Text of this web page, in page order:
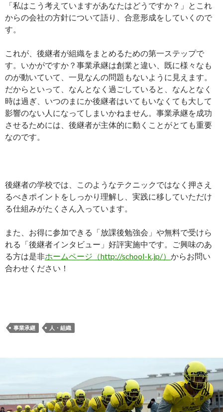
「私はこう考えていますがあなたはどうですか？」とこれ
からの会社の方針について語り、合意形成をしていくので
す。
これが、後継者が組織をまとめるための第一ステップで
す。いかがですか？事業承継は創業と違い、既に様々なも
のが動いていて、一見なんの問題もないように見えます。
だからといって、なんとなく過ごしていると、なんとなく
時は過ぎ、いつのまにか後継者はいてもいなくても大して
影響のない人になってしまいかねません。事業承継を成功
させるためには、後継者が主体的に動くことがとても重要
なのです。
後継者の学校では、このようなテクニックではなく押さえ
るべきポイントをしっかり理解し、実践に移していただけ
る仕組みがたくさん入っています。
また、お得に参加できる「放課後勉強会」や無料で受けら
れる「後継者インタビュー」好評実施中です。ご興味のあ
る方は是非ホームページ（http://school-k.jp/） からお問い
合わせください！
事業承継 人・組織